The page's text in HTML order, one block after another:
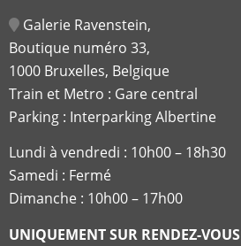
Galerie Ravenstein,
Boutique numéro 33,
1000 Bruxelles, Belgique
Train et Metro : Gare central
Parking : Interparking Albertine
Lundi à vendredi : 10h00 – 18h30
Samedi : Fermé
Dimanche : 10h00 – 17h00
UNIQUEMENT SUR RENDEZ-VOUS